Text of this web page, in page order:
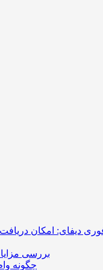
دیفای: امکان دریافت
بررسی
چگونه